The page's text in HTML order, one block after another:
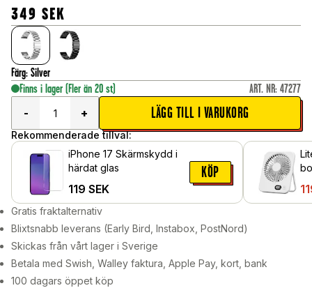
349 SEK
Färg: Silver
Finns i lager (Fler än 20 st) ART. NR: 47277
-
+ LÄGG TILL I VARUKORG
Rekommenderade tillval:
iPhone 17 Skärmskydd i
härdat glas
119 SEK
KÖP
Gratis fraktalternativ
Blixtsnabb leverans (Early Bird, Instabox, PostNord)
Skickas från vårt lager i Sverige
Betala med Swish, Walley faktura, Apple Pay, kort, bank
100 dagars öppet köp